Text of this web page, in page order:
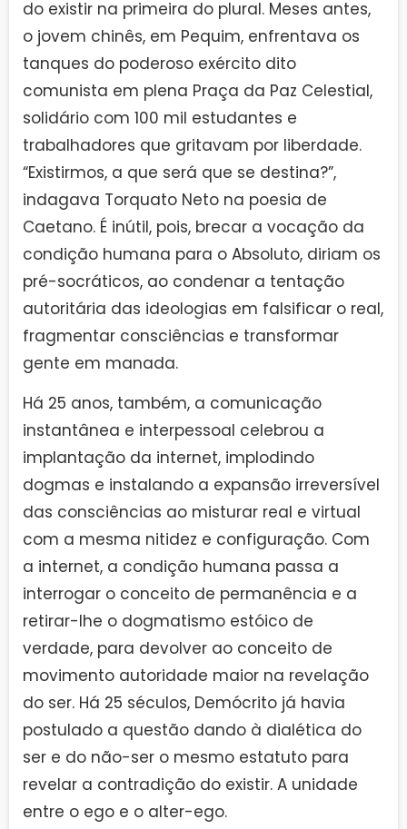
do existir na primeira do plural. Meses antes,
o jovem chinês, em Pequim, enfrentava os
tanques do poderoso exército dito
comunista em plena Praça da Paz Celestial,
solidário com 100 mil estudantes e
trabalhadores que gritavam por liberdade.
“Existirmos, a que será que se destina?”,
indagava Torquato Neto na poesia de
Caetano. É inútil, pois, brecar a vocação da
condição humana para o Absoluto, diriam os
pré-socráticos, ao condenar a tentação
autoritária das ideologias em falsificar o real,
fragmentar consciências e transformar
gente em manada.
Há 25 anos, também, a comunicação
instantânea e interpessoal celebrou a
implantação da internet, implodindo
dogmas e instalando a expansão irreversível
das consciências ao misturar real e virtual
com a mesma nitidez e configuração. Com
a internet, a condição humana passa a
interrogar o conceito de permanência e a
retirar-lhe o dogmatismo estóico de
verdade, para devolver ao conceito de
movimento autoridade maior na revelação
do ser. Há 25 séculos, Demócrito já havia
postulado a questão dando à dialética do
ser e do não-ser o mesmo estatuto para
revelar a contradição do existir. A unidade
entre o ego e o alter-ego.